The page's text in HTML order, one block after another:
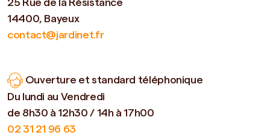
14400, Bayeux
contact@jardinet.fr
Ouverture et standard téléphonique
Du lundi au Vendredi
de 8h30 à 12h30 / 14h à 17h00
02 31 21 96 63